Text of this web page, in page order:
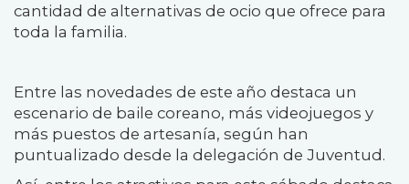
cantidad de alternativas de ocio que ofrece para
toda la familia.
Entre las novedades de este año destaca un
escenario de baile coreano, más videojuegos y
más puestos de artesanía, según han
puntualizado desde la delegación de Juventud.